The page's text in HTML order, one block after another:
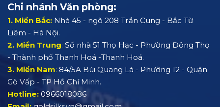
Chi nhánh Văn phòng:
1. Miền Bắc: Nhà 45 - ngõ 208 Trần Cung - Bắc Từ
Liêm - Hà Nội.
2. Miền Trung: Số nhà 51 Thọ Hạc - Phường Đông Thọ
- Thành phố Thanh Hoá -Thanh Hoá.
3. Miền Nam: 84/5A Bùi Quang Là - Phường 12 - Quận
Gò Vấp - TP Hồ Chí Minh.
Hotline: 0966018086